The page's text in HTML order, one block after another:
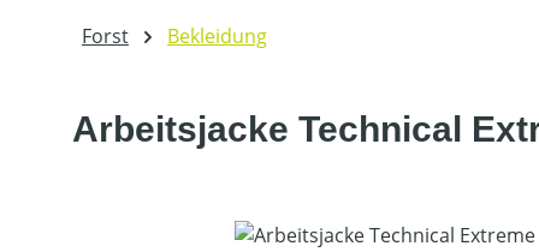
Forst Bekleidung
Arbeitsjacke Technical
Bildergalerie überspringen